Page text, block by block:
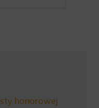
honorowej